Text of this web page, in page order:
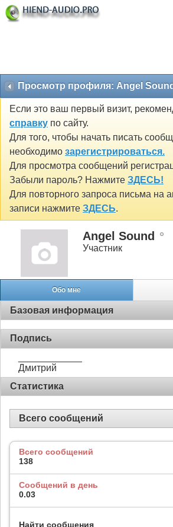
Просмотр профиля: Angel Sound
Если это ваш первый визит,
справку по сайту.
Для того, чтобы начать писать
необходимо зарегистрироваться.
Для просмотра сообщений
Забыли пароль? Нажмите ЗДЕСЬ!
Для повторного запроса письма на
записи нажмите ЗДЕСЬ.
Angel Sound
Участник
Обо мне
Базовая информация
Подпись
Дмитрий
Статистика
Всего сообщений
Всего сообщений
138
Сообщений в день
0.03
Найти сообщения